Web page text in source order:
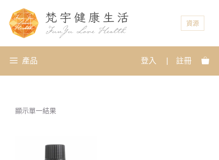
資源
產品 登入 註冊
顯示單一結果